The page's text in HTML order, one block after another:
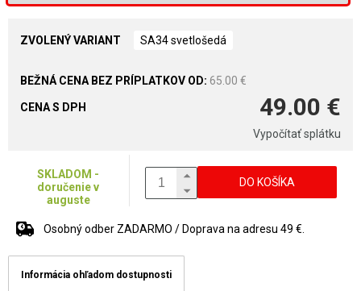
ZVOLENÝ VARIANT SA34 svetlošedá
65.00 €
49.00 €
CENA S DPH
Vypočítať splátku
SKLADOM -
doručenie v
auguste
DO KOŠÍKA
Osobný odber ZADARMO / Doprava na adresu 49 €.
Informácia ohľadom dostupnosti